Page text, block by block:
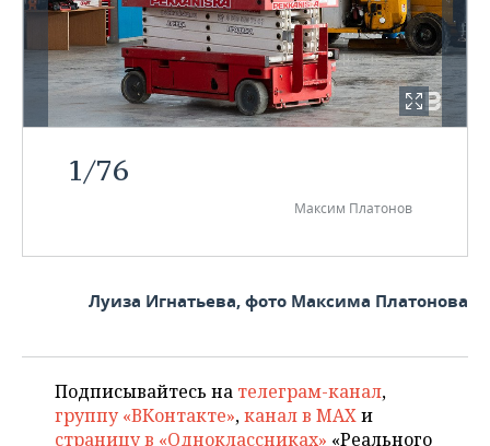
1/76
Максим Платонов
Луиза Игнатьева, фото Максима Платонова
Подписывайтесь на телеграм-канал,
группу «ВКонтакте»,канал в MAXи
страницу в «Одноклассниках» «Реального